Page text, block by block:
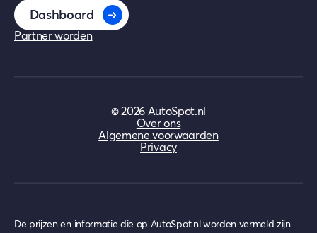
Dashboard
Partner worden
©2026AutoSpot.nl
Over ons
Algemene voorwaarden
Privacy
De prijzen en informatie die op AutoSpot.nl worden vermeld zijn